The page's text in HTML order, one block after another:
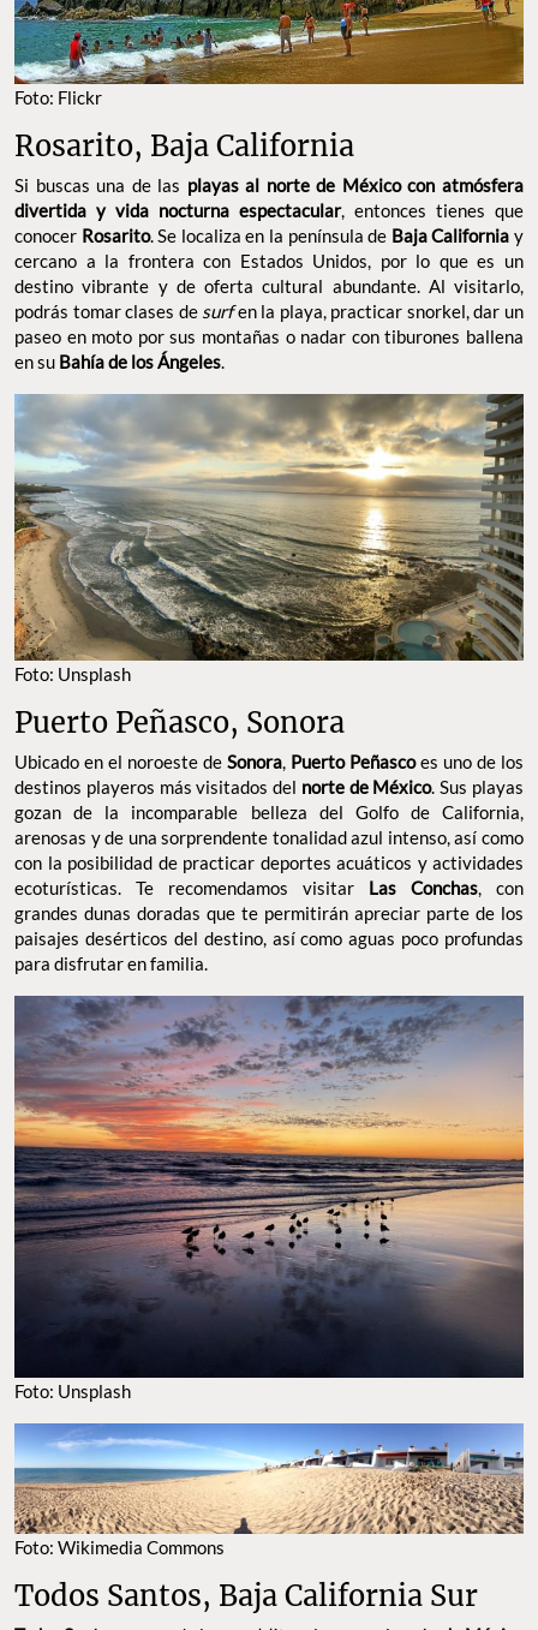
Foto: Flickr
Rosarito, Baja California
Si buscas una de las playas al norte de México con atmósfera
divertida y vida nocturna espectacular, entonces tienes que
conocer Rosarito. Se localiza en la península de Baja California y
cercano a la frontera con Estados Unidos, por lo que es un
destino vibrante y de oferta cultural abundante. Al visitarlo,
podrás tomar clases de surfen la playa, practicar snorkel, dar un
paseo en moto por sus montañas o nadar con tiburones ballena
en su Bahía de los Ángeles.
Foto: Unsplash
Puerto Peñasco, Sonora
Ubicado en el noroeste de Sonora, Puerto Peñascoes uno de los
destinos playeros más visitados del norte de México. Sus playas
gozan de la incomparable belleza del Golfo de California,
arenosas y de una sorprendente tonalidad azul intenso, así como
con la posibilidad de practicar deportes acuáticos y actividades
ecoturísticas. Te recomendamos visitar Las Conchas, con
grandes dunas doradas que te permitirán apreciar parte de los
paisajes desérticos del destino, así como aguas poco profundas
para disfrutar en familia.
Foto: Unsplash
Foto: Wikimedia Commons
Todos Santos, Baja California Sur